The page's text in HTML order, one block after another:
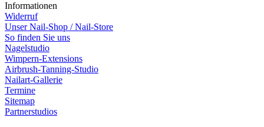
Informationen
Widerruf
Unser Nail-Shop / Nail-Store
So finden Sie uns
Nagelstudio
Wimpern-Extensions
Airbrush-Tanning-Studio
Nailart-Gallerie
Termine
Sitemap
Partnerstudios